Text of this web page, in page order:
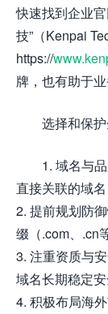
快速找到企业
技”（Kenpai
https://
牌，也有助于
选择和保
1. 域名与
直接关联的域名
2. 提前规划防
缀（.com、.cn
3. 注重资质与
域名长期稳定安
4. 积极布局海